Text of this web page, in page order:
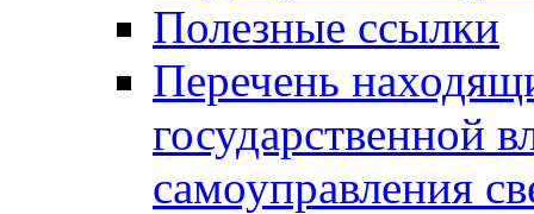
Полезные ссылки
Перечень
государственной
самоуправления